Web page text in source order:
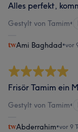
Alles perfekt,
Gestylt von Tamim•
Ami Baghdad•vor
Frisör Tamim ein
Gestylt von Tamim•
Abderrahim•vor 9